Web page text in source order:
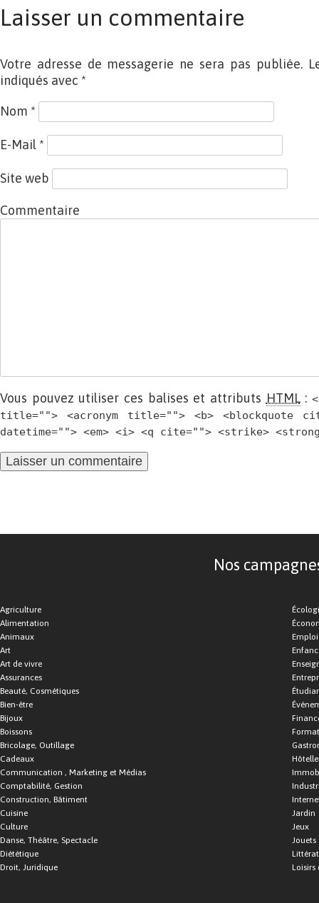
Laisser un commentaire
Votre adresse de messagerie ne sera pas publiée.
indiqués avec *
Nom *
E-Mail *
Site web
Commentaire
Vous pouvez utiliser ces balises et attributs HTML:
title=""> <acronym title=""> <b> <blockquote
datetime=""> <em> <i> <q cite=""> <strike>
Nos
Agriculture
Alimentation
Animaux
Art
Art de vivre
Assurances
Beauté, Cosmétiques
Bien-être
Bijoux
Boissons
Bricolage, Outillage
Cadeaux
Communication , Marketing et Médias
Comptabilité, Gestion
Construction, Bâtiment
Cuisine
Culture
Danse, Théâtre, Spectacle
Diététique
Droit, Juridique
Emploi
Jardin
Jeux
Jouets
Loisirs